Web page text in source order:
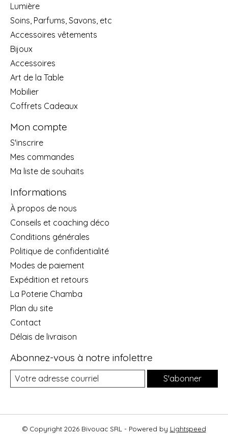
Lumière
Soins, Parfums, Savons, etc
Accessoires vêtements
Bijoux
Accessoires
Art de la Table
Mobilier
Coffrets Cadeaux
Mon compte
S'inscrire
Mes commandes
Ma liste de souhaits
Informations
À propos de nous
Conseils et coaching déco
Conditions générales
Politique de confidentialité
Modes de paiement
Expédition et retours
La Poterie Chamba
Plan du site
Contact
Délais de livraison
Abonnez-vous à notre infolettre
S'abonner
© Copyright 2026 Bivouac SRL - Powered by Lightspeed